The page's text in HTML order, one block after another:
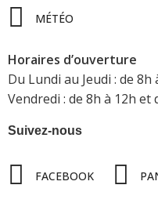
MÉTÉO
Horaires d’ouverture
Du Lundi au Jeudi : de
Vendredi : de 8h à 12h et
Suivez-nous
FACEBOOK